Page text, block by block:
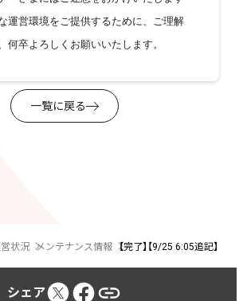
運営環境をご提供するために、ご理解
何卒よろしくお願いいたします。
一覧に戻る
状況 メンテナンス情報 【完了】【9/25 6:05追記】【
シェア